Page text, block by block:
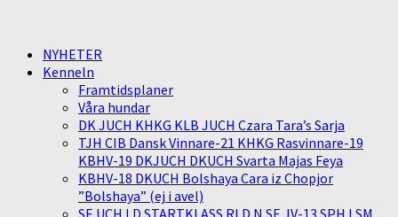
NYHETER
Kenneln
Framtidsplaner
Våra hundar
DK JUCH KHKG KLB JUCH Czara Tara’s Sarja
TJH CIB Dansk Vinnare-21 KHKG Rasvinnare-19
KBHV-19 DKJUCH DKUCH Svarta Majas Feya
KBHV-18 DKUCH Bolshaya Cara iz Chopjor
”Bolshaya” (ej i avel)
SE UCH LD STARTKLASS RLD N SE JV-13 SPH I SM